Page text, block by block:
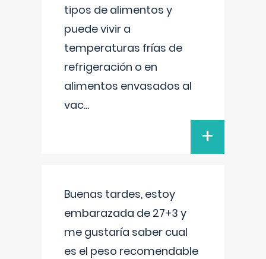
tipos de alimentos y
puede vivir a
temperaturas frías de
refrigeración o en
alimentos envasados al
vac...
+
Buenas tardes, estoy
embarazada de 27+3 y
me gustaría saber cual
es el peso recomendable